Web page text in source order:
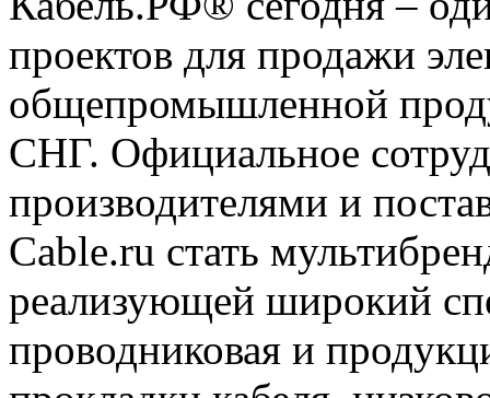
проектов для продажи
общепромышленной
СНГ. Официальное
производителями и
Cable.ru стать
реализующей широкий
проводниковая и